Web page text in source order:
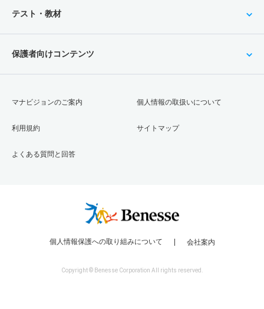
テスト・教材
保護者向けコンテンツ
マナビジョンのご案内
利用規約
よくある質問と回答
個人情報の取扱いについて
サイトマップ
個人情報保護への取り組みについて 会社案内
Copyright © Benesse Corporation All rights reserved.